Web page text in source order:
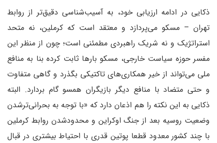
ذکایی در ادامه ارزیابی خود، به آسیب‌شناسی دقیق‌تر از روابط
تهران – مسکو می‌پردازد و معتقد است که کرملین، نه متحد
استراتژیک و نه شریک راهبردی مطمئنی است؛ چون از منظر این
مفسر حوزه سیاست خارجی، مسکو بارها ثابت کرده بنا به منافع
ملی می‌تواند از خیر همکاری‌های تاکتیکی بگذرد و گاهی متفاوت
و حتی متضاد با منافع دیگر بازیگران همسو گام بردارد. البته
ذکایی به این نکته را هم اذعان دارد که «با توجه به بحرانی‌ترشدن
وضعیت روسیه بعد از جنگ اوکراین و محدودشدن روابط کرملین
با چند کشور معدود قطعا پوتین قدری با احتیاط بیشتری در قبال